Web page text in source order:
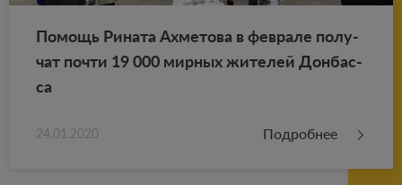
По­мощь Ри­на­та Ах­ме­то­ва в фев­ра­ле по­лу­
чат почти 19 000 мир­ных жи­те­лей Дон­бас­
са
24.01.2020 Подробнее